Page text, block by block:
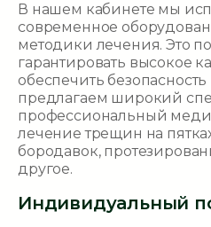
В нашем кабинете мы
современное
методики лечения. Это
гарантировать высокое
обеспечить
предлагаем широкий
профессиональный
лечение трещин на
бородавок,
другое.
Индивидуальный